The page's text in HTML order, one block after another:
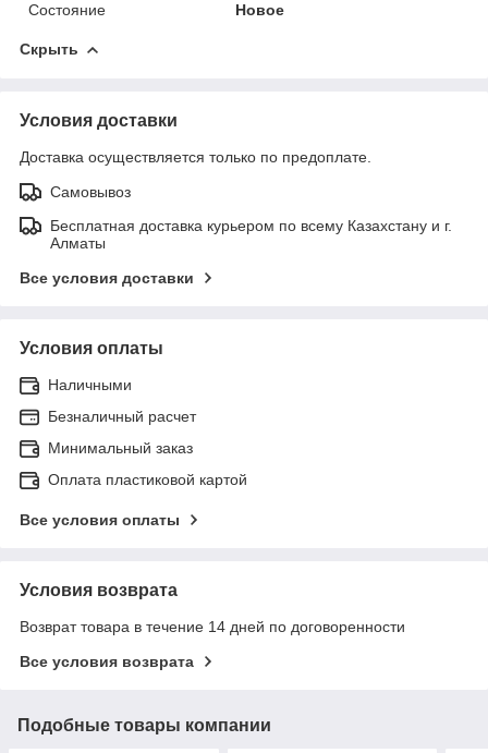
Состояние
Новое
Скрыть
Условия доставки
Доставка осуществляется только по предоплате.
Самовывоз
Бесплатная доставка курьером по всему Казахстану и г.
Алматы
Все условия доставки
Условия оплаты
Наличными
Безналичный расчет
Минимальный заказ
Оплата пластиковой картой
Все условия оплаты
Условия возврата
Возврат товара в течение 14 дней по договоренности
Все условия возврата
Подобные товары компании